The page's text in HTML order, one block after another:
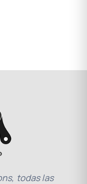
todas las